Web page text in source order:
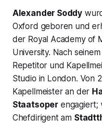
Alexander Soddy
Oxford geboren und
der Royal Academy of
University. Nach
Repetitor und
Studio in London. Von
Kapellmeister an der
Staatsoper engagiert;
Chefdirigent am